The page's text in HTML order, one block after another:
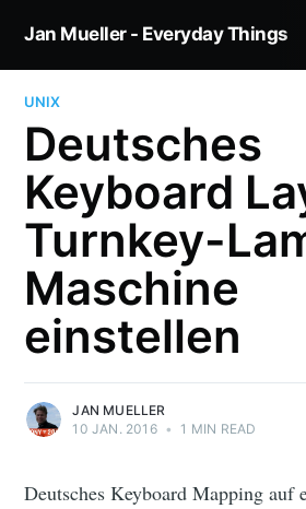
Jan Mueller - Everyday Things
UNIX
Deutsches
Keyboard
Turnkey-
Maschine
einstellen
JAN MUELLER
10 JAN. 2016 • 1 MIN READ
Deutsches Keyboard Mapping auf